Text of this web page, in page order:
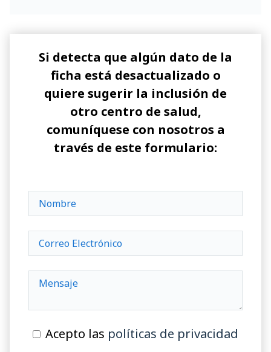
Si detecta que algún dato de la
ficha está desactualizado o
quiere sugerir la inclusión de
otro centro de salud,
comuníquese con nosotros a
través de este formulario:
Acepto las políticas de privacidad